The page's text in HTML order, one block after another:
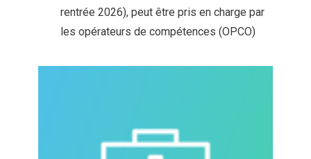
rentrée 2026), peut être pris en charge par
les opérateurs de compétences (OPCO)